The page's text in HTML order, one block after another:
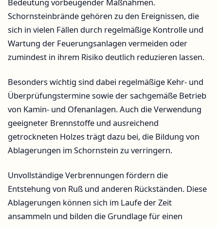
Bedeutung vorbeugender Maßnahmen.
Schornsteinbrände gehören zu den Ereignissen, die
sich in vielen Fällen durch regelmäßige Kontrolle und
Wartung der Feuerungsanlagen vermeiden oder
zumindest in ihrem Risiko deutlich reduzieren lassen.
Besonders wichtig sind dabei regelmäßige Kehr- und
Überprüfungstermine sowie der sachgemäße Betrieb
von Kamin- und Ofenanlagen. Auch die Verwendung
geeigneter Brennstoffe und ausreichend
getrockneten Holzes trägt dazu bei, die Bildung von
Ablagerungen im Schornstein zu verringern.
Unvollständige Verbrennungen fördern die
Entstehung von Ruß und anderen Rückständen. Diese
Ablagerungen können sich im Laufe der Zeit
ansammeln und bilden die Grundlage für einen